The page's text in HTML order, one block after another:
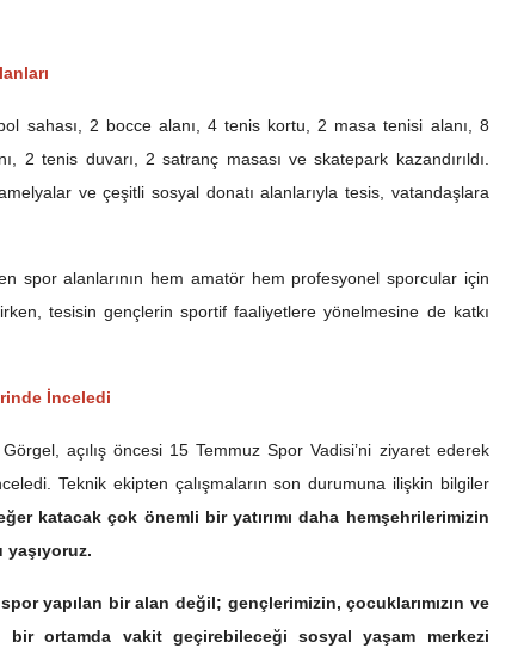
sahası, 2 bocce alanı, 4 tenis kortu, 2 masa tenisi alanı, 8
2 tenis duvarı, 2 satranç masası ve skatepark kazandırıldı.
ve çeşitli sosyal donatı alanlarıyla tesis, vatandaşlara
spor alanlarının hem amatör hem profesyonel sporcular için
tesisin gençlerin sportif faaliyetlere yönelmesine de katkı
İnceledi
açılış öncesi 15 Temmuz Spor Vadisi’ni ziyaret ederek
Teknik ekipten çalışmaların son durumuna ilişkin bilgiler
katacak çok önemli bir yatırımı daha hemşehrilerimizin
yapılan bir alan değil; gençlerimizin, çocuklarımızın ve
ortamda vakit geçirebileceği sosyal yaşam merkezi